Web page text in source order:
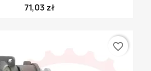
71,03 zł
favorite_border